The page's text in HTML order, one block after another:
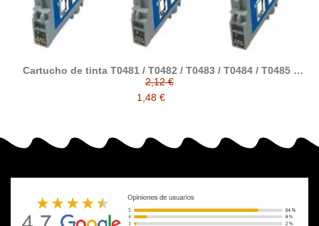
Cartucho de tinta T0481 / T0482 / T0483 / T0484 / T0485 /
T0486 compatible con epson
2,12 €
1,48 €